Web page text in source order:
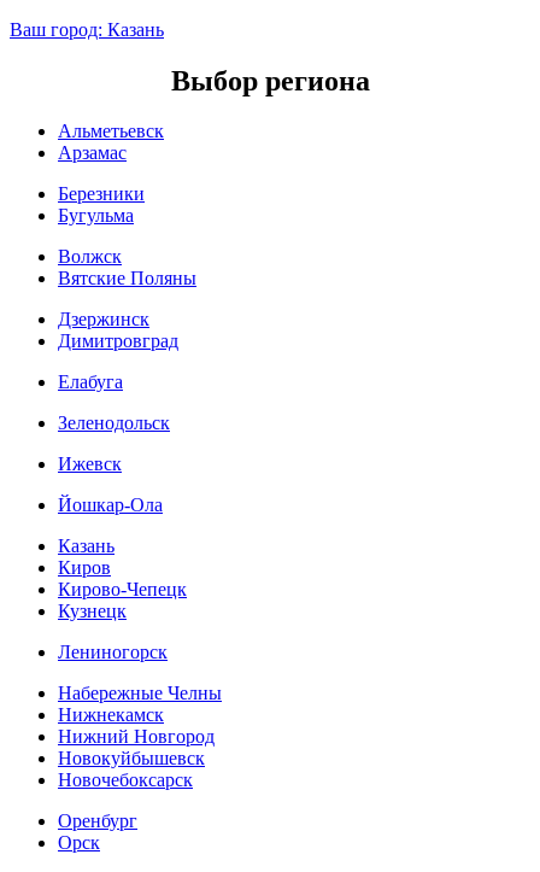
Ваш город: Казань
Выбор региона
Альметьевск
Арзамас
Березники
Бугульма
Волжск
Вятские Поляны
Дзержинск
Димитровград
Елабуга
Зеленодольск
Ижевск
Йошкар-Ола
Казань
Киров
Кирово-Чепецк
Кузнецк
Лениногорск
Набережные Челны
Нижнекамск
Нижний Новгород
Новокуйбышевск
Новочебоксарск
Оренбург
Орск